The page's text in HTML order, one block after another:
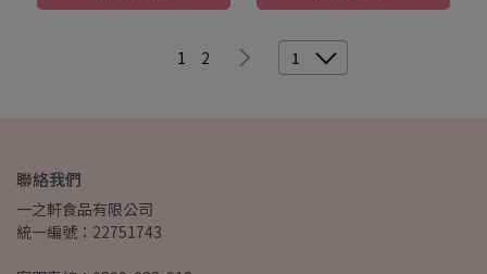
1 2 1
聯絡我們
一之軒食品有限公司
統一編號：22751743